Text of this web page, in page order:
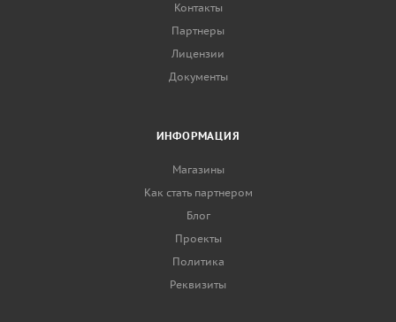
Контакты
Партнеры
Лицензии
Документы
ИНФОРМАЦИЯ
Магазины
Как стать партнером
Блог
Проекты
Политика
Реквизиты